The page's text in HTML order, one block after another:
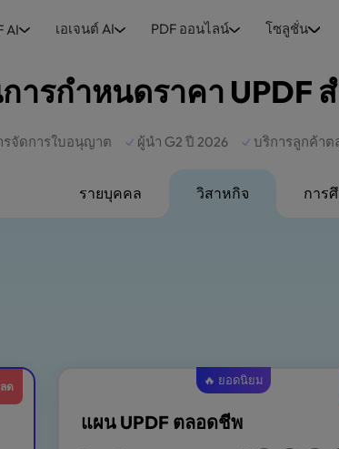
AI เอเจนต์ AI PDF ออนไลน์ โซลูชั่น
ารกำหนดราคา UPDF
จัดการใบอนุญาต ผู้นำ G2 ปี 2026 บริการลูกค้าต
รายบุคคล วิสาหกิจ การ
ด 🔥 ยอดนิยม
แผน UPDF ตลอดชีพ